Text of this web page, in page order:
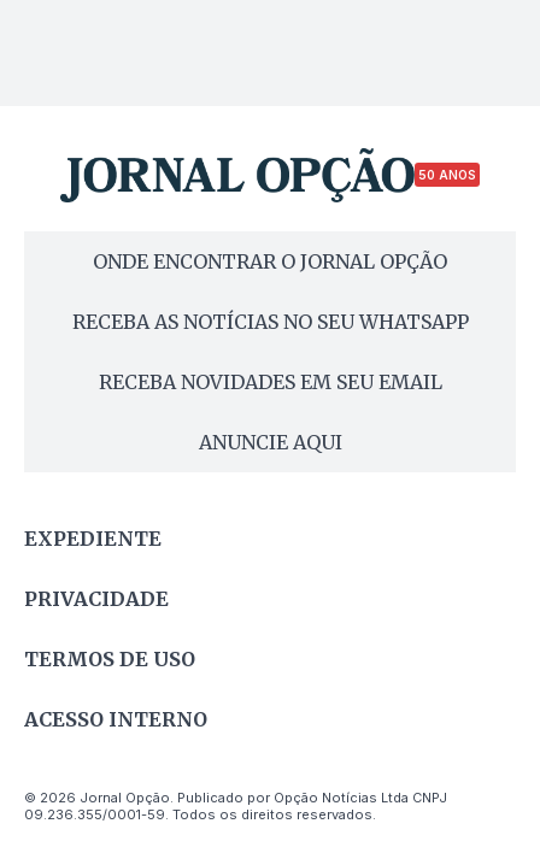
50 ANOS
ONDE ENCONTRAR O JORNAL OPÇÃO
RECEBA AS NOTÍCIAS NO SEU WHATSAPP
RECEBA NOVIDADES EM SEU EMAIL
ANUNCIE AQUI
EXPEDIENTE
PRIVACIDADE
TERMOS DE USO
ACESSO INTERNO
© 2026 Jornal Opção. Publicado por Opção Notícias Ltda CNPJ
09.236.355/0001-59. Todos os direitos reservados.